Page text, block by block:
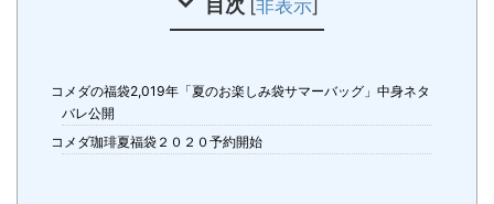
コメダの福袋2,019年「夏のお楽しみ袋サマーバッグ」中身ネタ
バレ公開
コメダ珈琲夏福袋２０２０予約開始